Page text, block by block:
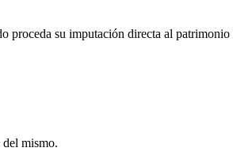
proceda su imputación directa al
mismo.